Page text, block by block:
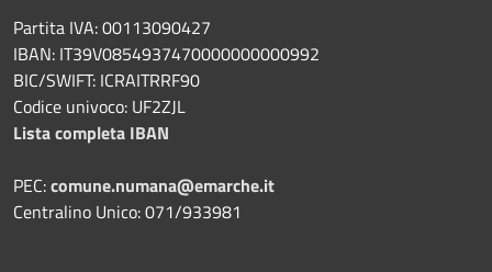
Partita IVA: 00113090427
IBAN: IT39V0854937470000000000992
BIC/SWIFT: ICRAITRRF90
Codice univoco: UF2ZJL
Lista completa IBAN
PEC:comune.numana@emarche.it
Centralino Unico: 071/933981